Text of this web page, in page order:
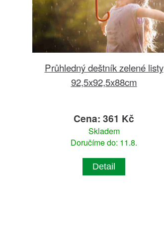
Průhledný deštník zelené listy
92,5x92,5x88cm
Cena: 361 Kč
Skladem
Doručíme do: 11.8.
Detail